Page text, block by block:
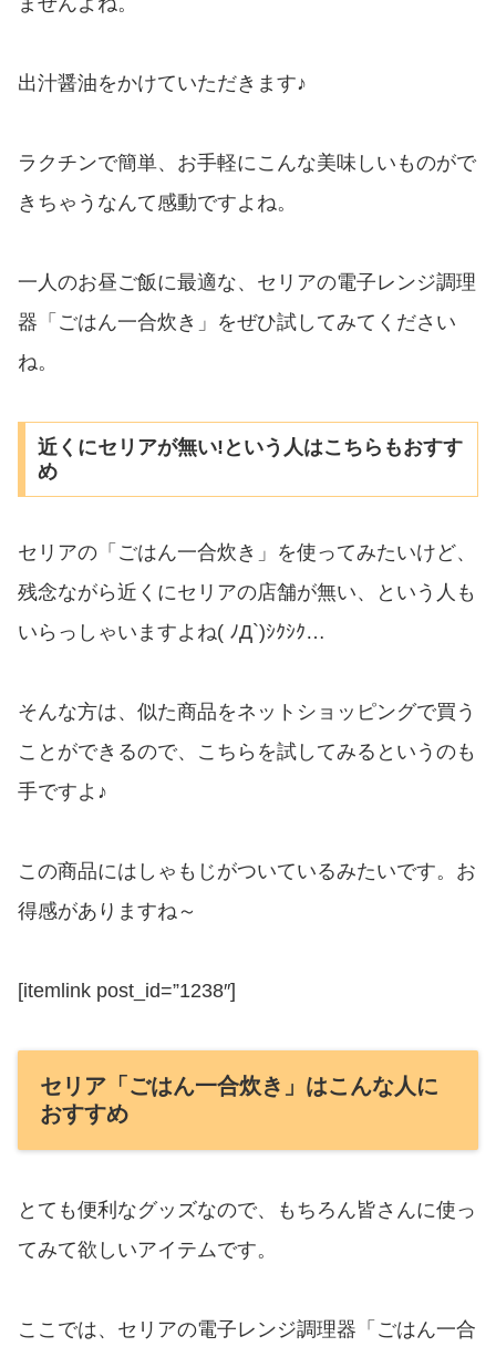
出汁醤油をかけていただきます♪
ラクチンで簡単、お手軽にこんな美味しいものがで
きちゃうなんて感動ですよね。
一人のお昼ご飯に最適な、セリアの電子レンジ調理
器「ごはん一合炊き」をぜひ試してみてください
ね。
近くにセリアが無い!という人はこちらもおすす
め
セリアの「ごはん一合炊き」を使ってみたいけど、
残念ながら近くにセリアの店舗が無い、という人も
いらっしゃいますよね( ﾉД`)ｼｸｼｸ…
そんな方は、似た商品をネットショッピングで買う
ことができるので、こちらを試してみるというのも
手ですよ♪
この商品にはしゃもじがついているみたいです。お
得感がありますね～
[itemlink post_id=”1238″]
セリア「ごはん一合炊き」はこんな人に
おすすめ
とても便利なグッズなので、もちろん皆さんに使っ
てみて欲しいアイテムです。
ここでは、セリアの電子レンジ調理器「ごはん一合